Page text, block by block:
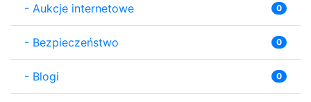
- Aukcje internetowe 0
- Bezpieczeństwo 0
- Blogi 0